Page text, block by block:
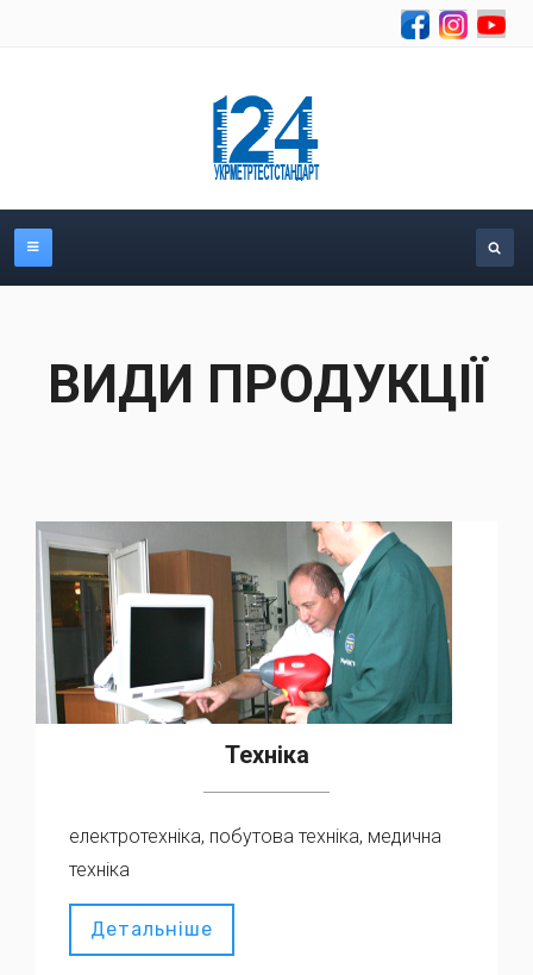
ВИДИ ПРОДУКЦІЇ
Техніка
електротехніка, побутова техніка, медична
техніка
Детальніше